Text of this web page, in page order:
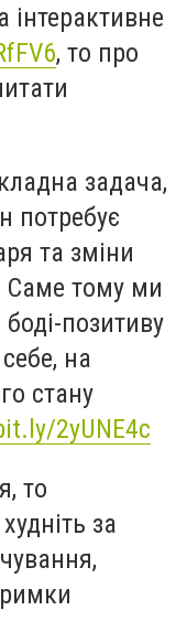
інтерактивне
, то про
задача,
потребує
та зміни
Саме тому ми
позитиву
на
стану
2yUNE4c
то
за